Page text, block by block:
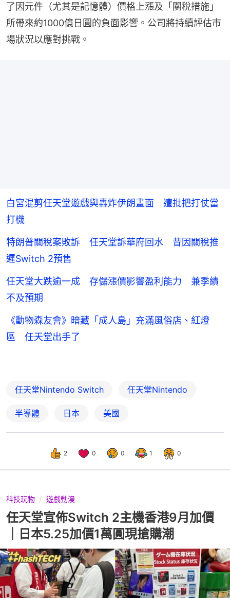
了因元件（尤其是記憶體）價格上漲及「關稅措施」
所帶來約1000億日圓的負面影響。公司將持續評估市
場狀況以應對挑戰。
白宮混剪任天堂遊戲與轟炸伊朗畫面 遭批把打仗當
打機
特朗普關稅案敗訴 任天堂訴華府回水 昔因關稅推
遲Switch 2預售
任天堂大跌逾一成 存儲漲價影響盈利能力 兼季績
不及預期
《動物森友會》暗藏「成人島」充滿風俗店、紅燈
區 任天堂出手了
任天堂Nintendo Switch 任天堂Nintendo
半導體 日本 美國
2 0 0 1 0
科技玩物 遊戲動漫
任天堂宣佈Switch 2主機香港9月加價
｜日本5.25加價1萬圓現搶購潮